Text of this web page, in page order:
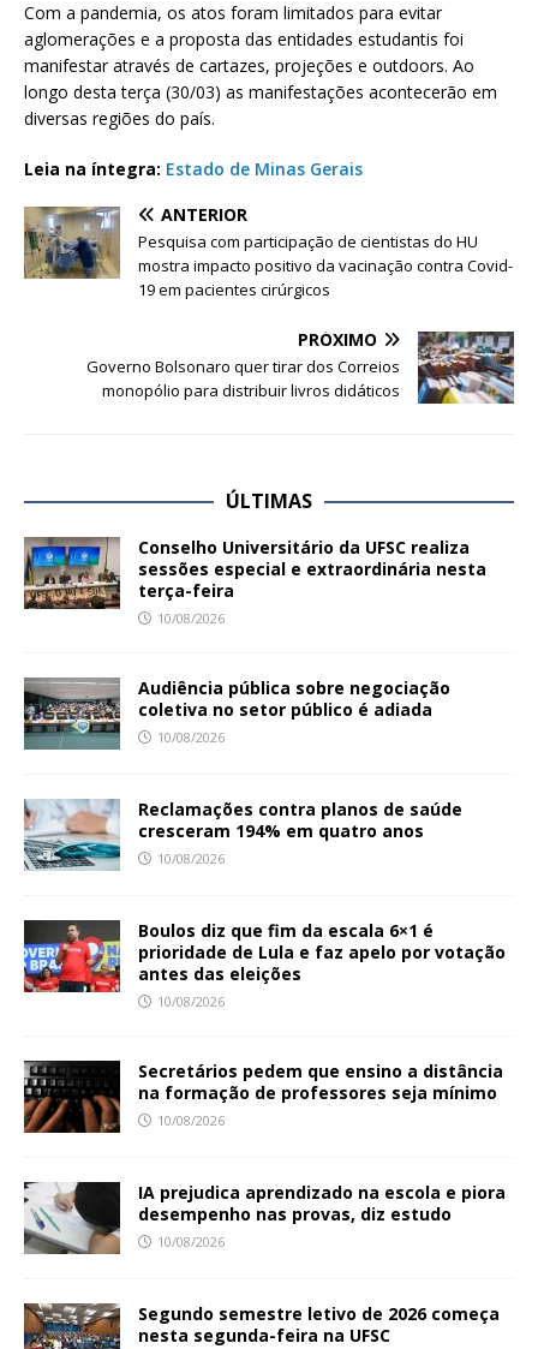
Com a pandemia, os atos foram limitados para evitar
aglomerações e a proposta das entidades estudantis foi
manifestar através de cartazes, projeções e outdoors. Ao
longo desta terça (30/03) as manifestações acontecerão em
diversas regiões do país.
Leia na íntegra: Estado de Minas Gerais
ANTERIOR
Pesquisa com participação de cientistas do HU
mostra impacto positivo da vacinação contra Covid-
19 em pacientes cirúrgicos
PRÓXIMO
Governo Bolsonaro quer tirar dos Correios
monopólio para distribuir livros didáticos
ÚLTIMAS
Conselho Universitário da UFSC realiza
sessões especial e extraordinária nesta
terça-feira
10/08/2026
Audiência pública sobre negociação
coletiva no setor público é adiada
10/08/2026
Reclamações contra planos de saúde
cresceram 194% em quatro anos
10/08/2026
Boulos diz que fim da escala 6×1 é
prioridade de Lula e faz apelo por votação
antes das eleições
10/08/2026
Secretários pedem que ensino a distância
na formação de professores seja mínimo
10/08/2026
IA prejudica aprendizado na escola e piora
desempenho nas provas, diz estudo
10/08/2026
Segundo semestre letivo de 2026 começa
nesta segunda-feira na UFSC